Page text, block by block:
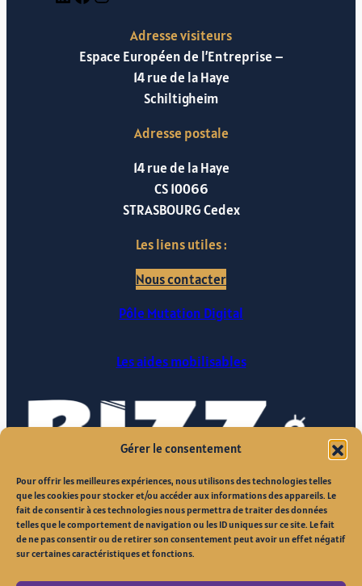
Gérer le consentement
Pour offrir les meilleures expériences, nous utilisons des technologies telles
que les cookies pour stocker et/ou accéder aux informations des appareils. Le
fait de consentir à ces technologies nous permettra de traiter des données
telles que le comportement de navigation ou les ID uniques sur ce site. Le fait
de ne pas consentir ou de retirer son consentement peut avoir un effet négatif
sur certaines caractéristiques et fonctions.
Adresse visiteurs
Espace Européen de l’Entreprise –
14 rue de la Haye
Schiltigheim
Adresse postale
14 rue de la Haye
CS 10066
STRASBOURG Cedex
Les liens utiles :
Nous contacter
Pôle Mutation Digital
Les aides mobilisables